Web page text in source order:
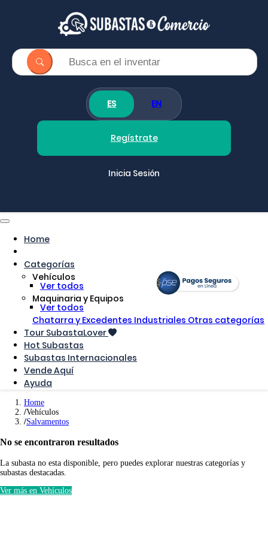
ES EN
Regístrate
Inicia Sesión
Home
Categorías
Vehículos
Ver todos
Maquinaria y Equipos
Ver todos
Chatarra y Excedentes Industriales Otras categorías
Tour SubastaLover
Hot Subastas
Subastas Internacionales
Vende Aquí
Ayuda
Home
Vehículos
Salvamentos
No se encontraron resultados
La subasta no esta disponible, pero puedes explorar nuestras categorías y
subastas destacadas.
Ver más en Vehículos